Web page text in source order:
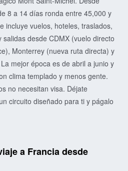
8 a 14 días ronda entre 45,000 y
incluye vuelos, hoteles, traslados,
desde CDMX (vuelo directo
Monterrey (nueva ruta directa) y
mejor época es de abril a junio y
clima templado y menos gente.
no necesitan visa. Déjate
circuito diseñado para ti y págalo
a Francia desde